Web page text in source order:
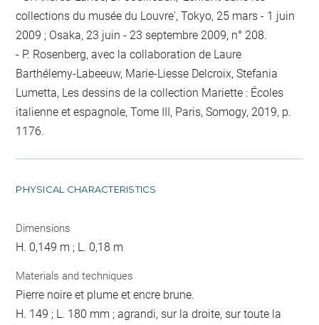
collections du musée du Louvre', Tokyo, 25 mars - 1 juin
2009 ; Osaka, 23 juin - 23 septembre 2009, n° 208.
- P. Rosenberg, avec la collaboration de Laure
Barthélemy-Labeeuw, Marie-Liesse Delcroix, Stefania
Lumetta, Les dessins de la collection Mariette : Écoles
italienne et espagnole, Tome III, Paris, Somogy, 2019, p.
1176.
PHYSICAL CHARACTERISTICS
Dimensions
H. 0,149 m ; L. 0,18 m
Materials and techniques
Pierre noire et plume et encre brune.
H. 149 ; L. 180 mm ; agrandi, sur la droite, sur toute la